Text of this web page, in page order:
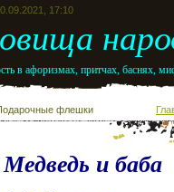
17:10
в афоризмах, притчах, баснях,
флешки
Медведь и баба